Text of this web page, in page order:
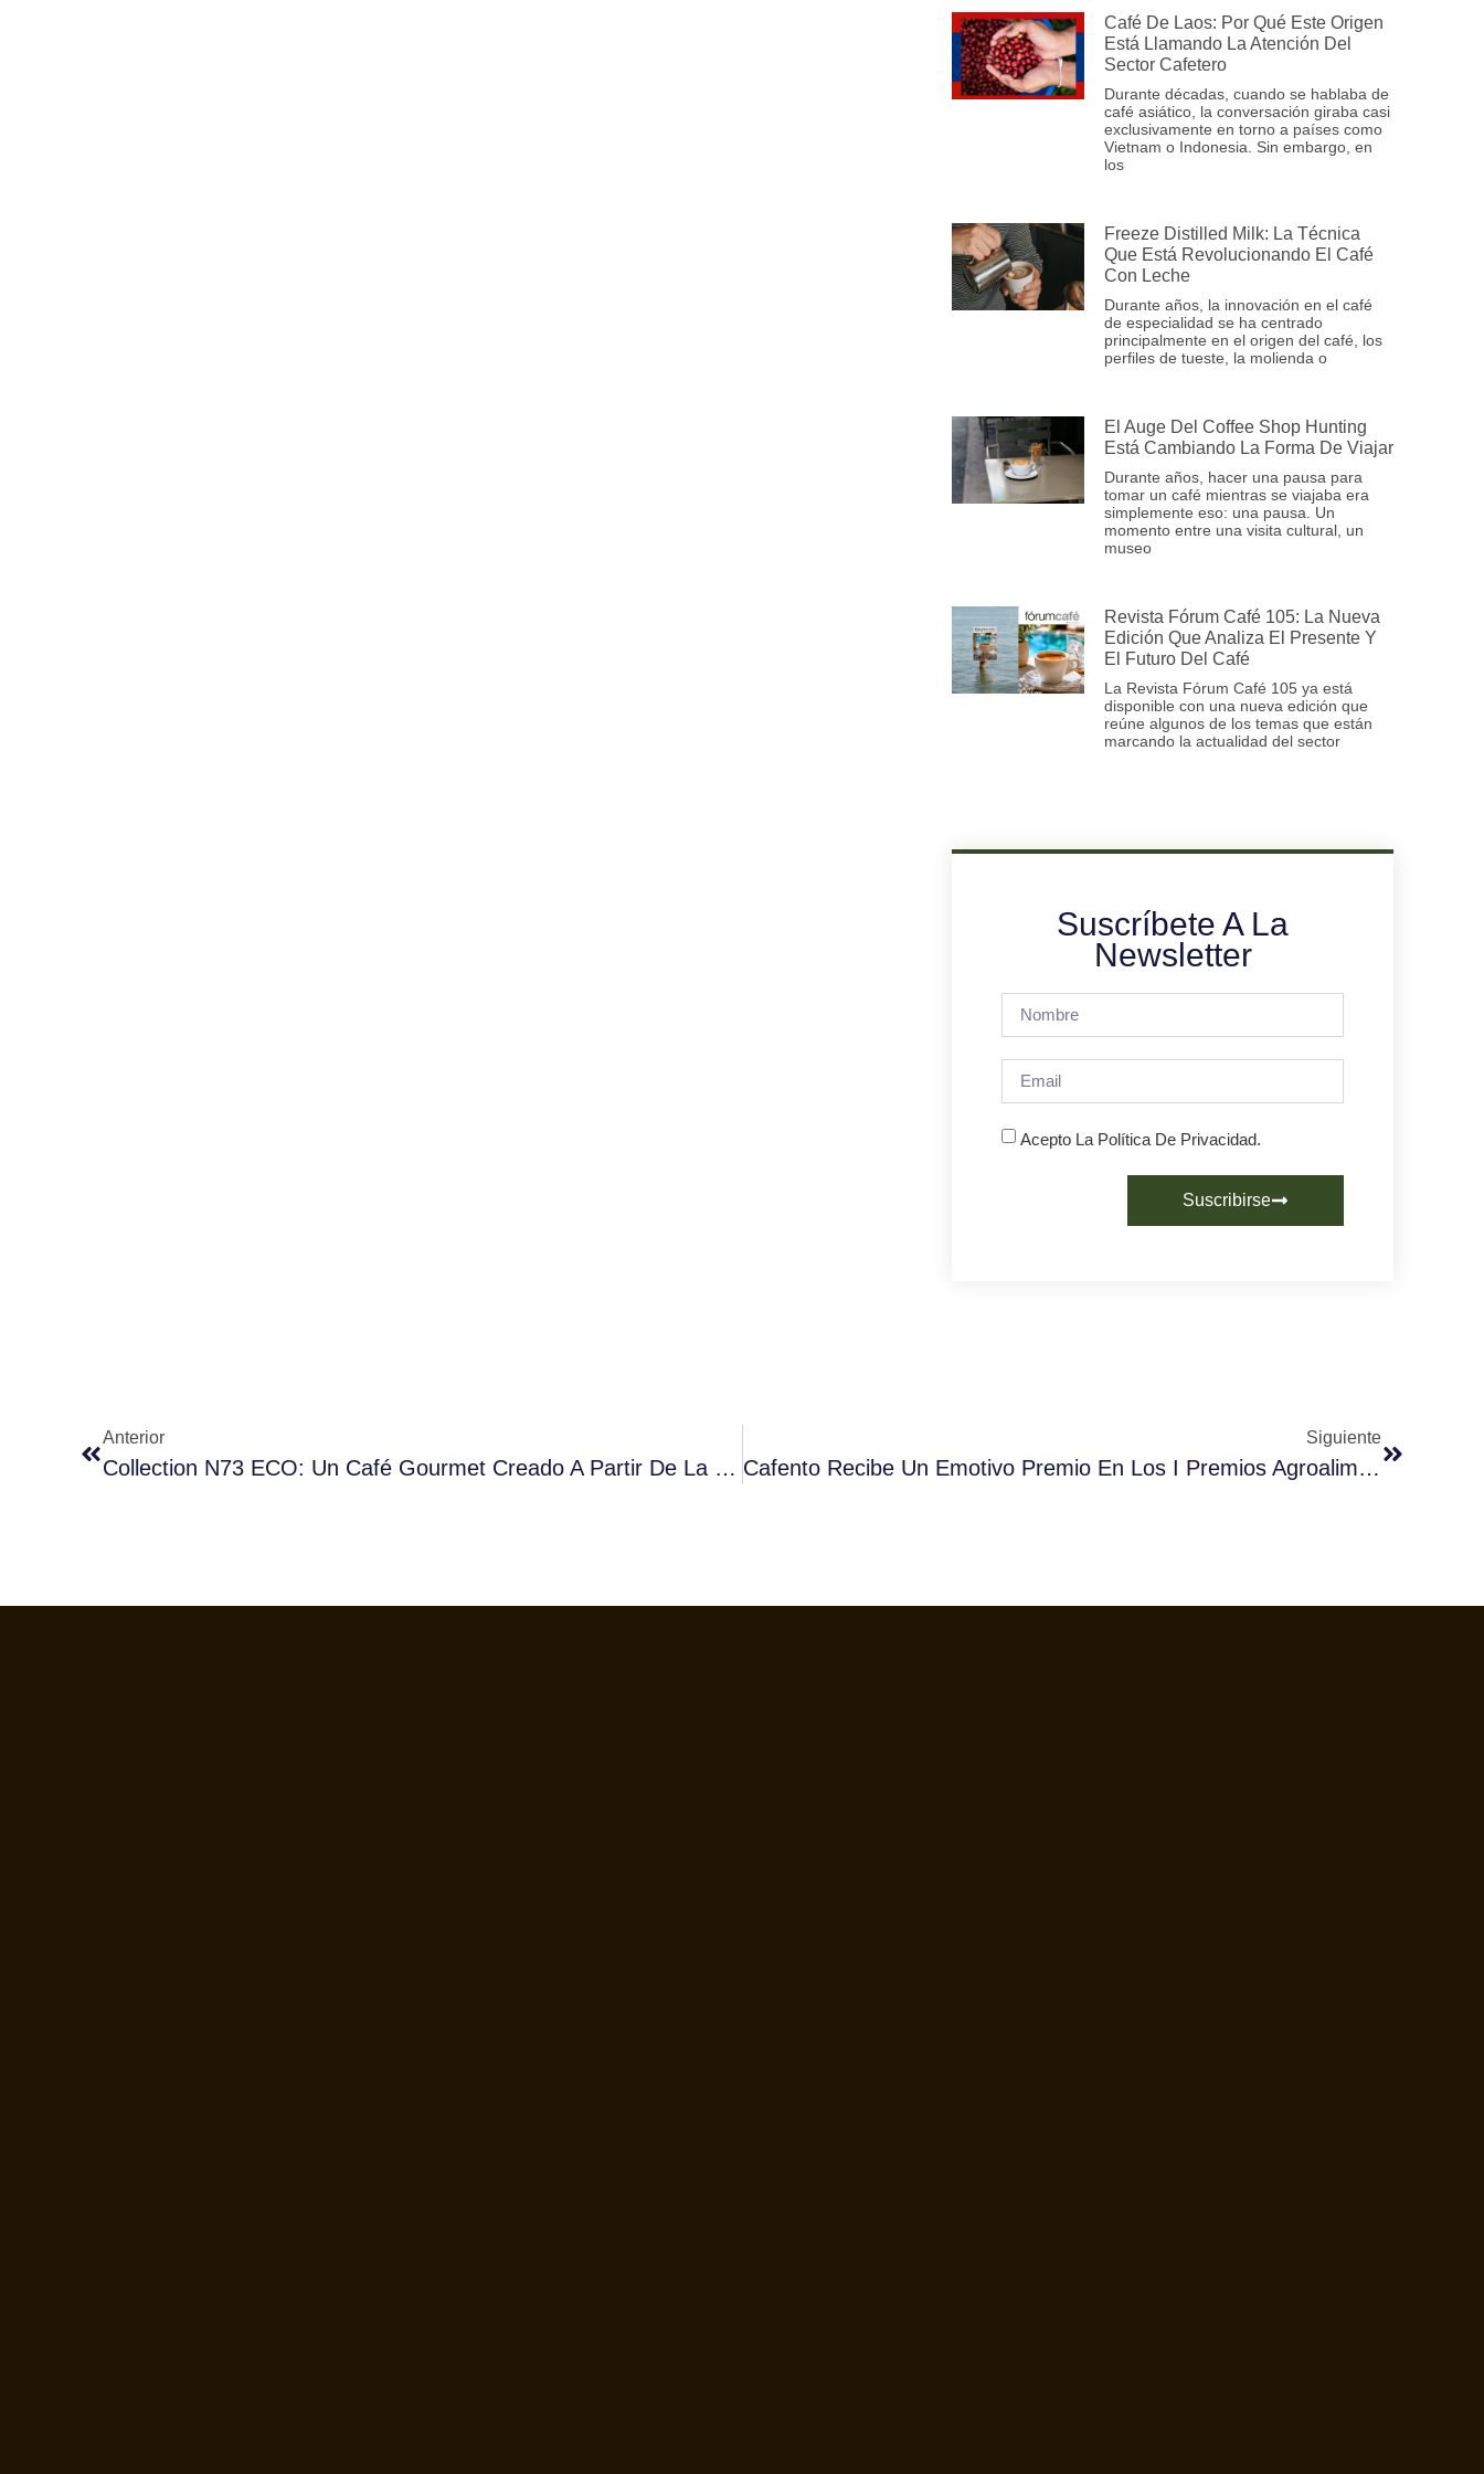
Café De Laos: Por Qué Este Origen
Está Llamando La Atención Del
Sector Cafetero
Durante décadas, cuando se hablaba de
café asiático, la conversación giraba casi
exclusivamente en torno a países como
Vietnam o Indonesia. Sin embargo, en
los
Freeze Distilled Milk: La Técnica
Que Está Revolucionando El Café
Con Leche
Durante años, la innovación en el café
de especialidad se ha centrado
principalmente en el origen del café, los
perfiles de tueste, la molienda o
El Auge Del Coffee Shop Hunting
Está Cambiando La Forma De Viajar
Durante años, hacer una pausa para
tomar un café mientras se viajaba era
simplemente eso: una pausa. Un
momento entre una visita cultural, un
museo
Revista Fórum Café 105: La Nueva
Edición Que Analiza El Presente Y
El Futuro Del Café
La Revista Fórum Café 105 ya está
disponible con una nueva edición que
reúne algunos de los temas que están
marcando la actualidad del sector
Suscríbete A La
Newsletter
Acepto La Política De Privacidad.
Suscribirse
Anterior
Collection N73 ECO: Un Café Gourmet Creado A Partir De La Mejor Selección De Arábicas Ecológicos
Siguiente
Cafento Recibe Un Emotivo Premio En Los I Premios Agroalimentarios De El Comercio